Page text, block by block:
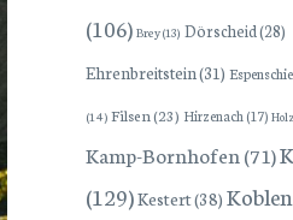
(106) Brey(13) Dörscheid(28)
Ehrenbreitstein(31)
(14) Filsen(23) Hirzenach (17)
Kamp-Bornhofen (71)
(129)Kestert(38)